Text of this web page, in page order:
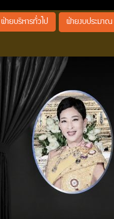
ฝ่ายบริหารทั่วไป ฝ่ายงบประมาณ